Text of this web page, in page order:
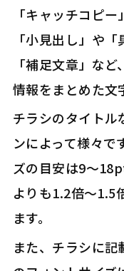
「キャッチコピ
「小見出し」や
「補足文章」な
情報をまとめた文
チラシのタイトル
ンによって様々で
ズの目安は9～
よりも1.2倍～1.5
ます。
また、チラシに